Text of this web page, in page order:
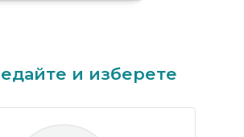
и изберете